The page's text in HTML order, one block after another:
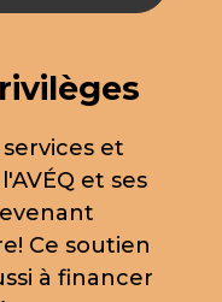
et
et ses
Ce soutien
à financer